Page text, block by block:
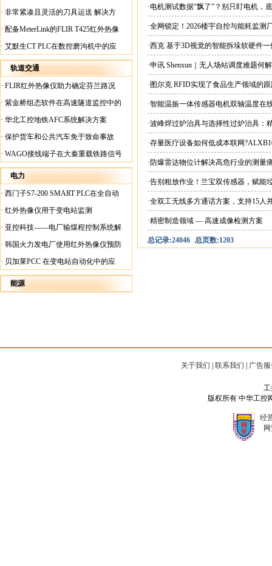
工厂内完美配合
· 非常紧凑且灵活的刀具运送 解决方
案
· 配备MeterLink的FLIR T425红外热像
仪帮助Medite Europe Ltd加快红外检测
工作速度
· 艾默生CT PLC在数控磨沟机中的应
用
轨道交通
· FLIR红外热像仪助力确定芬兰路况
· 紫金桥组态软件在高速隧道监控中的
应用
· 华北工控地铁AFC系统解决方案
· 保护货车和公共汽车免于致命事故
· WAGO接线端子在大秦重载铁路信号
楼设备中的应用
电力
· 西门子S7-200 SMART PLC在全自动
蓄电池短路内阻检测机上的应用
· 红外热像仪用于变电站监测
· 亚控科技——电厂输煤程控制系统解
决方案
· 韩国火力发电厂使用红外热像仪预防
火灾
· 贝加莱PCC 在变电站自动化中的应
用
能源
·电机测试数据“飘了”？别只盯电机，
·全网锁定！2026楼宇自控与能耗监
·西克 基于3D视觉的智能拆垛软硬件
·申讯 Shenxun｜无人场站调度难题何
·图尔克 RFID实现了食品生产领域的
·智能温振一体传感器电机双轴温度在
·波峰焊过炉治具与选择性过炉治具：
·存量医疗设备如何低成本联网
·防爆雷达物位计解决高危行业的测量
·告别粗放作业！兰宝双传感器，赋能
·全双工无线多方通话方案，支持15人
·精密制造领域 — 高速成像检测方案
总记录:24046 总页数:1203
关于我们 联系我们 广告
工
版权所有 中华工控
经